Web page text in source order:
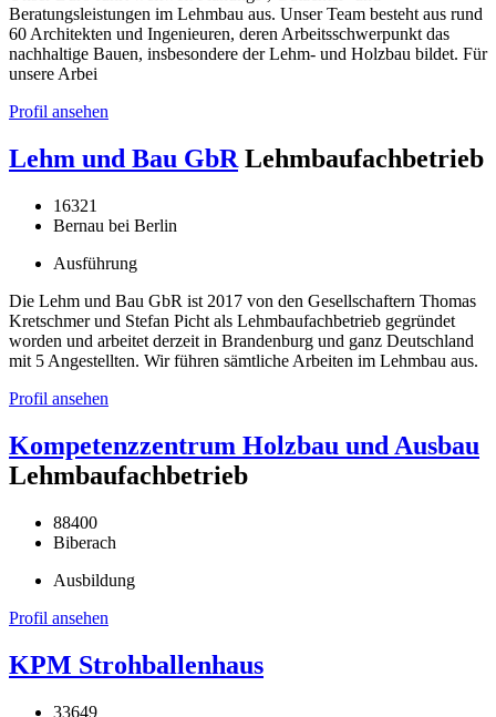
Beratungsleistungen im Lehmbau aus. Unser Team besteht aus rund
60 Architekten und Ingenieuren, deren Arbeitsschwerpunkt das
nachhaltige Bauen, insbesondere der Lehm- und Holzbau bildet. Für
unsere Arbei
Profil ansehen
Lehm und Bau GbR Lehmbaufachbetrieb
16321
Bernau bei Berlin
Ausführung
Die Lehm und Bau GbR ist 2017 von den Gesellschaftern Thomas
Kretschmer und Stefan Picht als Lehmbaufachbetrieb gegründet
worden und arbeitet derzeit in Brandenburg und ganz Deutschland
mit 5 Angestellten. Wir führen sämtliche Arbeiten im Lehmbau aus.
Profil ansehen
Kompetenzzentrum Holzbau und Ausbau
Lehmbaufachbetrieb
88400
Biberach
Ausbildung
Profil ansehen
KPM Strohballenhaus
33649